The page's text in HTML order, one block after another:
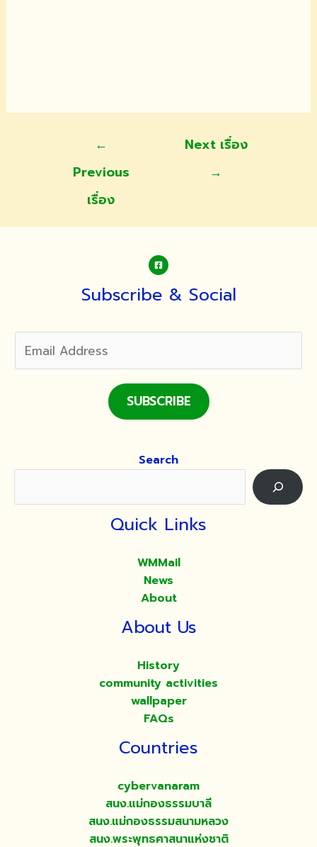
←
Previous
เรื่อง
Next เรื่อง
→
Subscribe & Social
SUBSCRIBE
Search
Quick Links
WMMail
News
About
About Us
History
community activities
wallpaper
FAQs
Countries
cybervanaram
สนง.แม่กองธรรมบาลี
สนง.แม่กองธรรมสนามหลวง
สนง.พระพุทธศาสนาแห่งชาติ